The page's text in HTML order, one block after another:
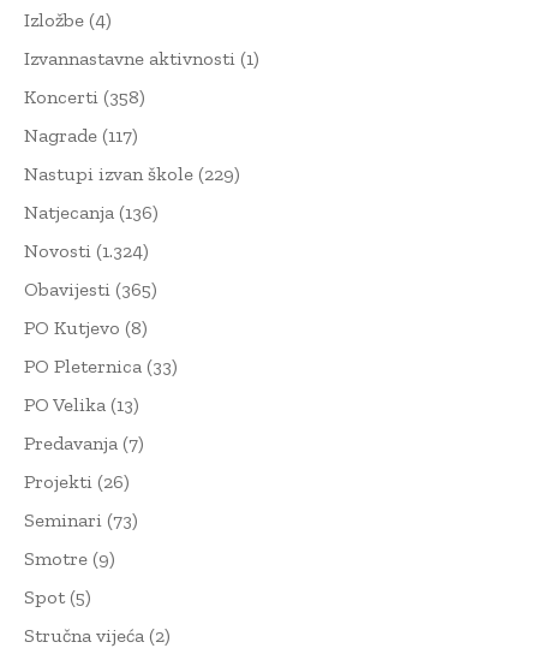
Izložbe (4)
Izvannastavne aktivnosti (1)
Koncerti (358)
Nagrade (117)
Nastupi izvan škole (229)
Natjecanja (136)
Novosti (1.324)
Obavijesti (365)
PO Kutjevo (8)
PO Pleternica (33)
PO Velika (13)
Predavanja (7)
Projekti (26)
Seminari (73)
Smotre (9)
Spot(5)
Stručna vijeća (2)